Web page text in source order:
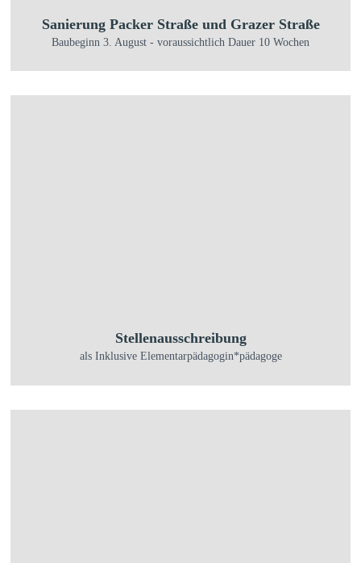
Sanierung Packer Straße und Grazer Straße
Baubeginn 3. August - voraussichtlich Dauer 10 Wochen
Stellenausschreibung
als Inklusive Elementarpädagogin*pädagoge